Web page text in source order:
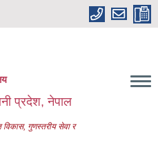
प्रदेश, नेपाल
विकास, गुणस्तरीय सेवा र